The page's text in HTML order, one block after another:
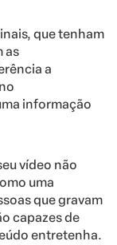
que tenham
as
a
informação
vídeo não
uma
que gravam
capazes de
entretenha.